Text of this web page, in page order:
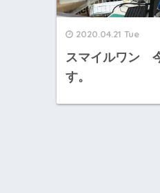
2020.04.21 Tue
スマイルワン
す。